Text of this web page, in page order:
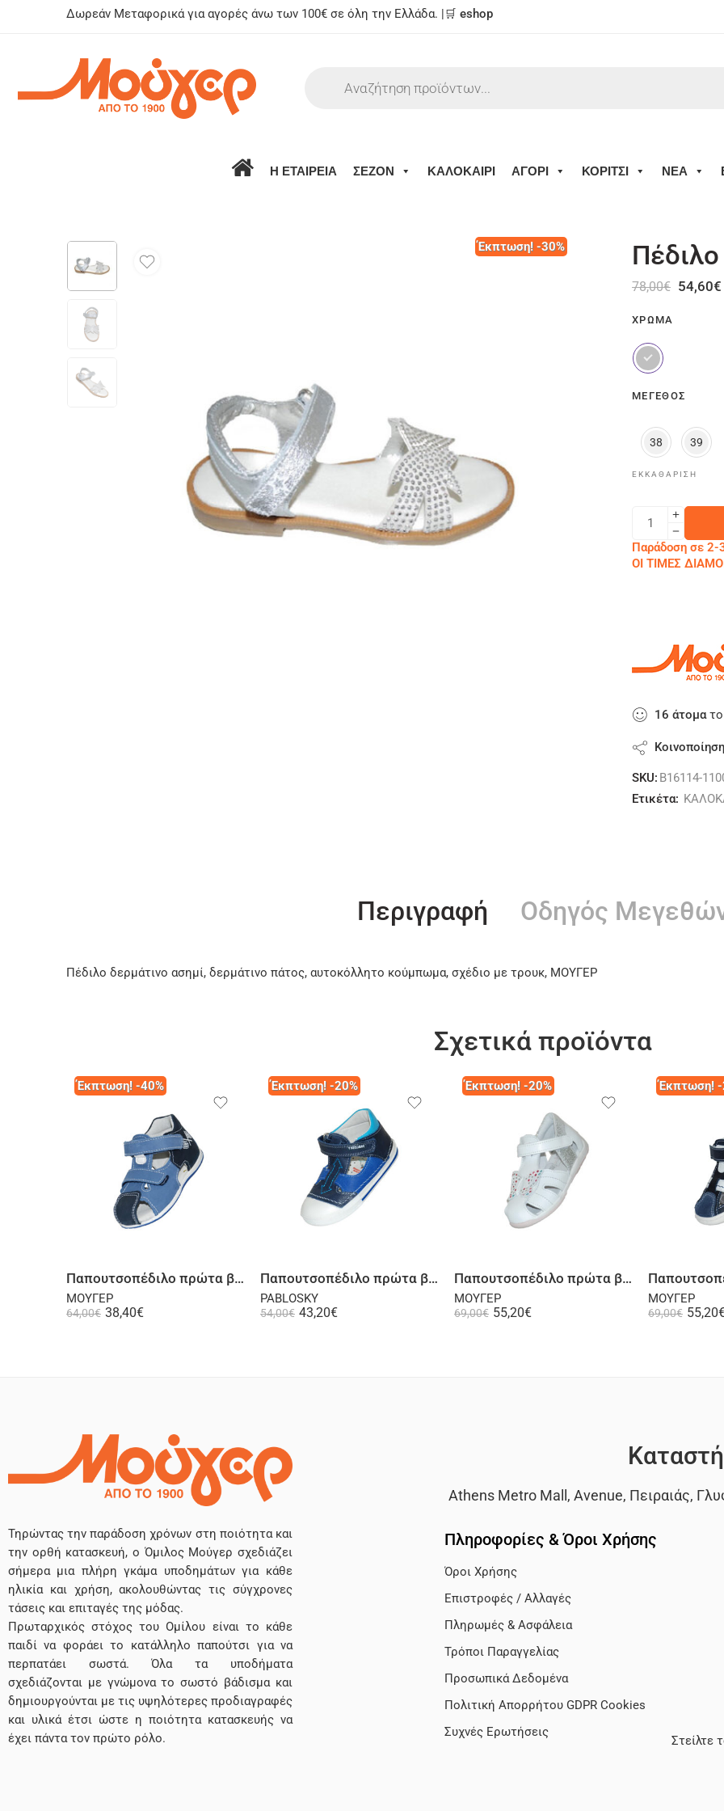
Δωρεάν Μεταφορικά για αγορές άνω των 100€ σε όλη την Ελλάδα. |🛒 eshop
Η ΕΤΑΙΡΕΙΑ ΣΕΖΟΝ ΚΑΛΟΚΑΙΡΙ ΑΓΟΡΙ ΚΟΡΙΤΣΙ ΝΕΑ
Έκπτωση! -30%
78,00€ 54,60€
ΧΡΏΜΑ
ΜΈΓΕΘΟΣ
38 39
ΕΚΚΑΘΆΡΙΣΗ
Παράδοση σε 2-
ΟΙ ΤΙΜΕΣ
16 άτοματο
Κοινοποίηση
SKU: B16114-
Ετικέτα:
Περιγραφή Οδηγός
Πέδιλο δερμάτινο ασημί, δερμάτινο πάτος, αυτοκόλλητο κούμπωμα, σχέδιο με τρουκ, ΜΟΥΓΕΡ
Σχετικά προϊόντα
Έκπτωση! -40%
Παπουτσοπέδιλο πρώτα βήματα ψηλή φτέρνα δερμάτινο σαμουά ραφ μπλε
ΜΟΥΓΕΡ
64,00€ 38,40€
Έκπτωση! -20%
Παπουτσοπέδιλο πρώτα βήματα ψηλή φτέρνα δερμάτινο μπλε
PABLOSKY
54,00€ 43,20€
Έκπτωση! -20%
Παπουτσοπέδιλο πρώτα βήματα δερμάτινο λευκό
ΜΟΥΓΕΡ
69,00€ 55,20€
Έκπτωση! -
ΜΟΥΓΕΡ
69,00€ 55,20
Τηρώντας την παράδοση χρόνων στη ποιότητα και
την ορθή κατασκευή, ο Όμιλος Μούγερ σχεδιάζει
σήμερα μια πλήρη γκάμα υποδημάτων για κάθε
ηλικία και χρήση, ακολουθώντας τις σύγχρονες
τάσεις και επιταγές της μόδας.
Πρωταρχικός στόχος του Ομίλου είναι το κάθε
παιδί να φοράει το κατάλληλο παπούτσι για να
περπατάει σωστά. Όλα τα υποδήματα
σχεδιάζονται με γνώμονα το σωστό βάδισμα και
δημιουργούνται με τις υψηλότερες προδιαγραφές
και υλικά έτσι ώστε η ποιότητα κατασκευής να
έχει πάντα τον πρώτο ρόλο.
Athens Metro Mall, Avenue, Πειραιάς,
Πληροφορίες & Όροι Χρήσης
Όροι Χρήσης
Επιστροφές / Αλλαγές
Πληρωμές & Ασφάλεια
Τρόποι Παραγγελίας
Προσωπικά Δεδομένα
Πολιτική Απορρήτου GDPR Cookies
Συχνές Ερωτήσεις
Στείλτε